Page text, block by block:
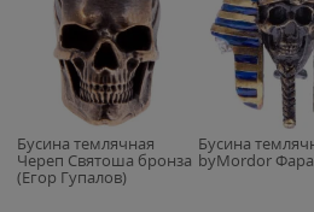
Бусина темлячная
Череп Святоша бронза
(Егор Гупалов)
Бусина
byMordor